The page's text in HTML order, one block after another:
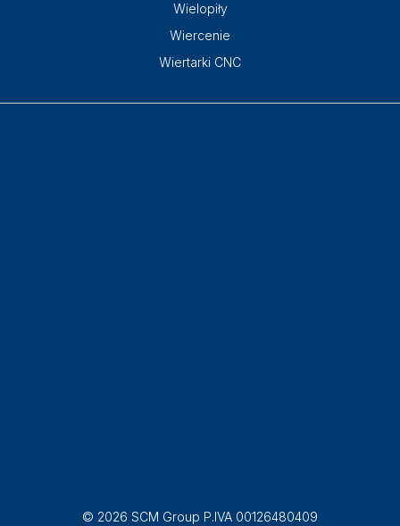
Wielopiły
Wiercenie
Wiertarki CNC
© 2026 SCM Group P.IVA 00126480409